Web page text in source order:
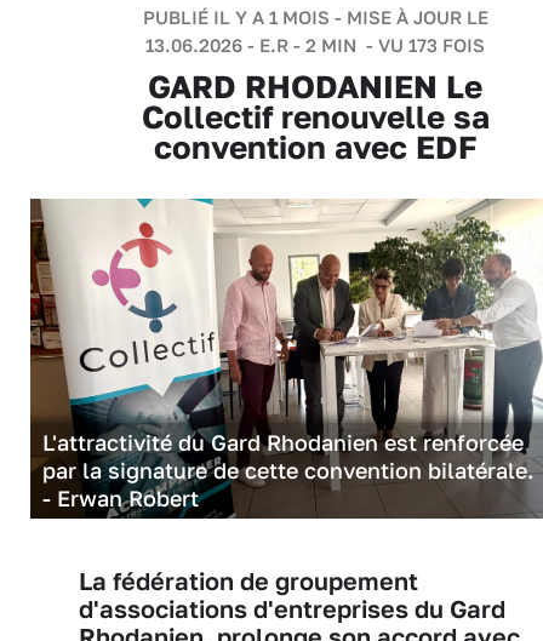
PUBLIÉ IL Y A 1 MOIS - MISE À JOUR LE
13.06.2026 - E.R - 2 MIN - VU 173 FOIS
GARD RHODANIEN Le
Collectif renouvelle sa
convention avec EDF
L'attractivité du Gard Rhodanien est renforcée
par la signature de cette convention bilatérale.
- Erwan Robert
La fédération de groupement
d'associations d'entreprises du Gard